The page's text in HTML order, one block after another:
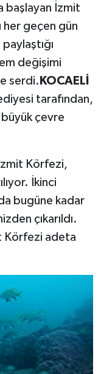
başlayan İzmit
her geçen gün
değişimi
serdi. KOCAELİ
tarafından,
büyük çevre
Körfezi,
İkinci
bugüne kadar
çıkarıldı.
Körfezi adeta